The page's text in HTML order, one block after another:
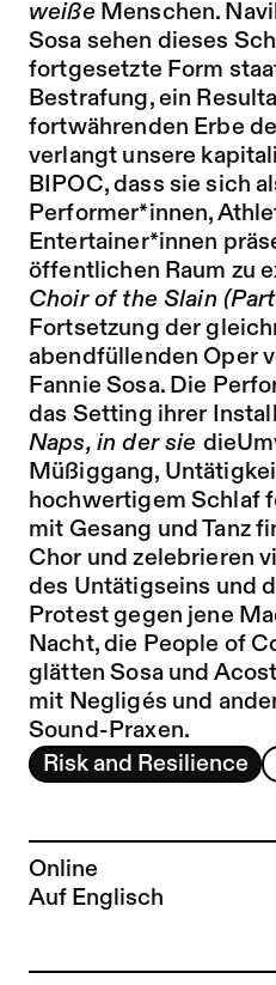
Risk and Resilience
Online
Auf Englisch
weißeMenschen.
Sosa sehen dieses
fortgesetzte Form
Bestrafung, ein
fortwährenden Erbe
verlangt unsere
BIPOC, dass sie sich
Performer*innen,
Entertainer*innen
öffentlichen Raum zu
Choir of the Slain
Fortsetzung der
abendfüllenden Oper
Fannie Sosa. Die
das Setting ihrer
Naps, in der sie
Müßiggang,
hochwertigem Schlaf
mit Gesang und Tanz
Chor und zelebrieren
des Untätigseins und
Protest gegen jene
Nacht, die People of
glätten Sosa und
mit Negligés und
Sound-Praxen.